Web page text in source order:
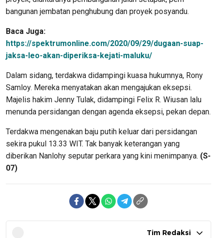
bangunan jembatan penghubung dan proyek posyandu.
Baca Juga:
https://spektrumonline.com/2020/09/29/dugaan-suap-
jaksa-leo-akan-diperiksa-kejati-maluku/
Dalam sidang, terdakwa didampingi kuasa hukumnya, Rony
Samloy. Mereka menyatakan akan mengajukan eksepsi.
Majelis hakim Jenny Tulak, didampingi Felix R. Wiusan lalu
menunda persidangan dengan agenda eksepsi, pekan depan.
Terdakwa mengenakan baju putih keluar dari persidangan
sekira pukul 13.33 WIT. Tak banyak keterangan yang
diberikan Nanlohy seputar perkara yang kini menimpanya. (S-
07)
Tim Redaksi